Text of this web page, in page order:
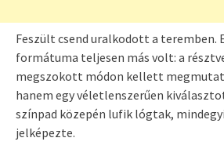
Feszült csend uralkodott a teremben.
formátuma teljesen más volt: a
megszokott módon kellett
hanem egy véletlenszerűen
színpad közepén lufik lógtak,
jelképezte.